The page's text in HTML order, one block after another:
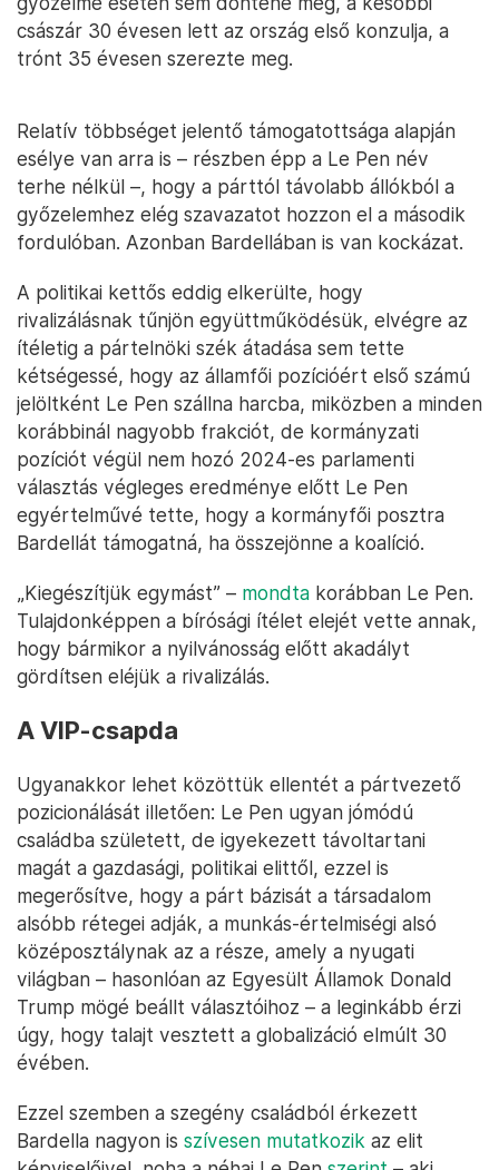
császár 30 évesen lett az ország első konzulja, a
trónt 35 évesen szerezte meg.
Relatív többséget jelentő támogatottsága alapján
esélye van arra is – részben épp a Le Pen név
terhe nélkül –, hogy a párttól távolabb állókból a
győzelemhez elég szavazatot hozzon el a második
fordulóban. Azonban Bardellában is van kockázat.
A politikai kettős eddig elkerülte, hogy
rivalizálásnak tűnjön együttműködésük, elvégre az
ítéletig a pártelnöki szék átadása sem tette
kétségessé, hogy az államfői pozícióért első számú
jelöltként Le Pen szállna harcba, miközben a minden
korábbinál nagyobb frakciót, de kormányzati
pozíciót végül nem hozó 2024-es parlamenti
választás végleges eredménye előtt Le Pen
egyértelművé tette, hogy a kormányfői posztra
Bardellát támogatná, ha összejönne a koalíció.
„Kiegészítjük egymást” – mondta korábban Le Pen.
Tulajdonképpen a bírósági ítélet elejét vette annak,
hogy bármikor a nyilvánosság előtt akadályt
gördítsen eléjük a rivalizálás.
A VIP-csapda
Ugyanakkor lehet közöttük ellentét a pártvezető
pozicionálását illetően: Le Pen ugyan jómódú
családba született, de igyekezett távoltartani
magát a gazdasági, politikai elittől, ezzel is
megerősítve, hogy a párt bázisát a társadalom
alsóbb rétegei adják, a munkás-értelmiségi alsó
középosztálynak az a része, amely a nyugati
világban – hasonlóan az Egyesült Államok Donald
Trump mögé beállt választóihoz – a leginkább érzi
úgy, hogy talajt vesztett a globalizáció elmúlt 30
évében.
Ezzel szemben a szegény családból érkezett
Bardella nagyon is szívesen mutatkozik az elit